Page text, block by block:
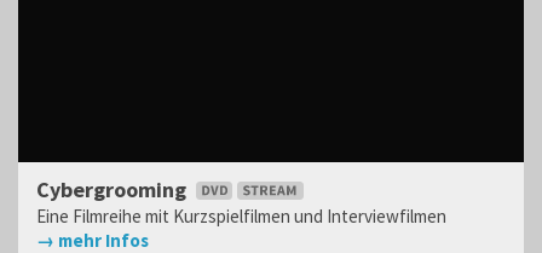
Cybergrooming
Eine Filmreihe mit Kurzspielfilmen und Interviewfilmen
→ mehr Infos